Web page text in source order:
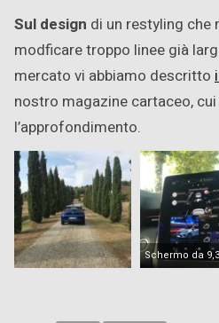
Sul design di un restyling che
modficare troppo linee già
mercato vi abbiamo descritto
nostro magazine cartaceo,
l’approfondimento.
Schermo da